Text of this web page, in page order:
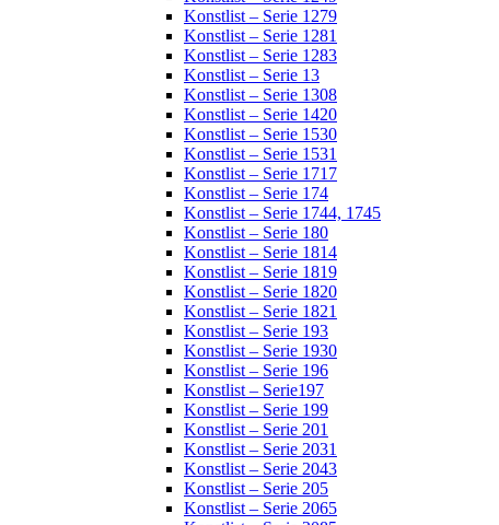
Konstlist – Serie 1279
Konstlist – Serie 1281
Konstlist – Serie 1283
Konstlist – Serie 13
Konstlist – Serie 1308
Konstlist – Serie 1420
Konstlist – Serie 1530
Konstlist – Serie 1531
Konstlist – Serie 1717
Konstlist – Serie 174
Konstlist – Serie 1744, 1745
Konstlist – Serie 180
Konstlist – Serie 1814
Konstlist – Serie 1819
Konstlist – Serie 1820
Konstlist – Serie 1821
Konstlist – Serie 193
Konstlist – Serie 1930
Konstlist – Serie 196
Konstlist – Serie197
Konstlist – Serie 199
Konstlist – Serie 201
Konstlist – Serie 2031
Konstlist – Serie 2043
Konstlist – Serie 205
Konstlist – Serie 2065